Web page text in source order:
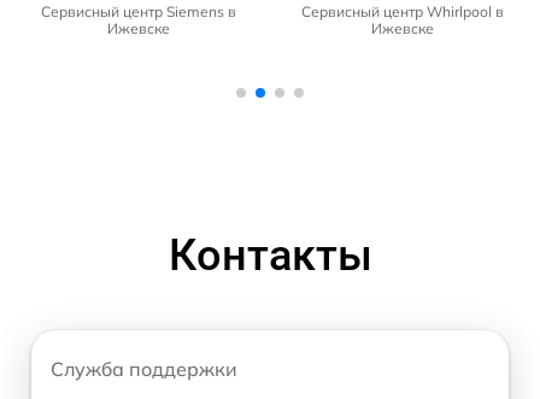
Сервисный центр Siemens в
Ижевске
Сервисный центр Whirlpool в
Ижевске
Контакты
Служба поддержки